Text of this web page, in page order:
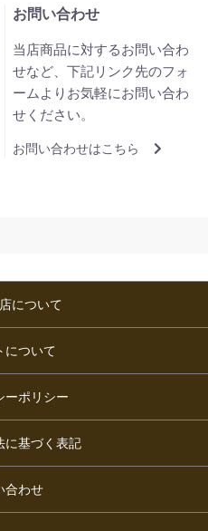
お問い合わせ
当店商品に対するお問い合わ
せなど、下記リンク先のフォ
ームよりお気軽にお問い合わ
せください。
お問い合わせはこちら
について
について
ーポリシー
に基づく表記
合わせ